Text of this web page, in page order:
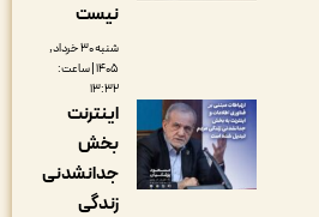
شنبه ۳۰ خرداد,
۱۴۰۵ | ساعت:
اینترنت
بخش
جدانشدنی